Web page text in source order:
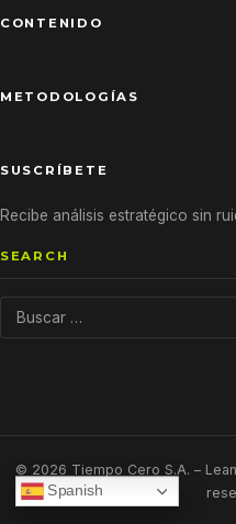
CONTENIDO
METODOLOGÍAS
SUSCRÍBETE
Recibe análisis estratégico sin
SEARCH
Buscar:
© 2026 Tiempo Cero S.A. –
Spanish